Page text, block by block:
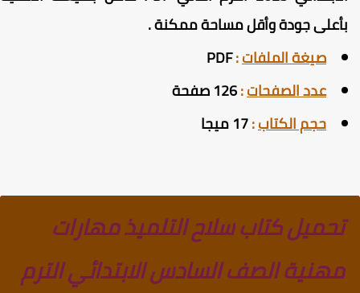
جودة وأقل مساحة ممكنة.
صيغة الملفات:
PDF
عدد الصفحات:126 صفحة
حجم الكتاب:17 ميجا
تحميل كتاب سلاح التلميذ مهارات
مهنية الصف السادس الابتدائي الترم